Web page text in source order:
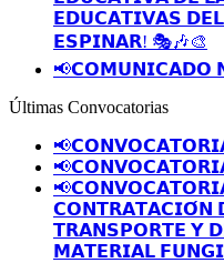
𝗘𝗗𝗨𝗖𝗔𝗧𝗜𝗩𝗔𝗦
𝗘𝗦𝗣𝗜𝗡𝗔𝗥! 🎭🎶🎨
📢𝗖𝗢𝗠𝗨𝗡𝗜𝗖𝗔𝗗𝗢
Últimas Convocatorias
𝗖𝗢𝗡𝗧𝗥𝗔𝗧𝗔𝗖𝗜𝗢́𝗡
𝗧𝗥𝗔𝗡𝗦𝗣𝗢𝗥𝗧𝗘 𝗬
𝗠𝗔𝗧𝗘𝗥𝗜𝗔𝗟